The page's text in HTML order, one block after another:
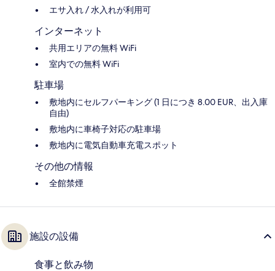
エサ入れ / 水入れが利用可
インターネット
共用エリアの無料 WiFi
室内での無料 WiFi
駐車場
敷地内にセルフパーキング (1 日につき 8.00 EUR、出入庫
自由)
敷地内に車椅子対応の駐車場
敷地内に電気自動車充電スポット
その他の情報
全館禁煙
施設の設備
食事と飲み物